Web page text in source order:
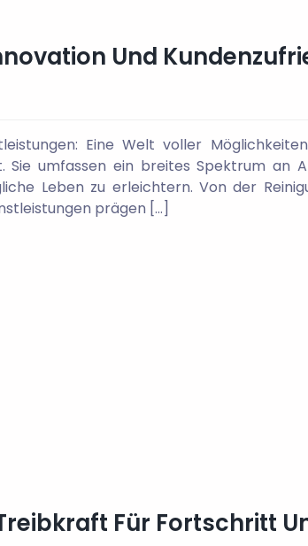
Und
Eine Welt voller
umfassen ein breites Spektrum an
Leben zu erleichtern. Von der
prägen […]
Für Fortschritt